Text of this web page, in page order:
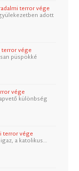
terror vége
adott
vége
püspökké
vége
különbség
terror vége
a katolikus…